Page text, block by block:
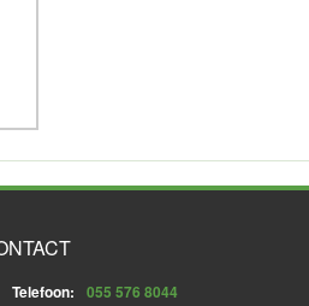
Telefoon:
055 576 8044